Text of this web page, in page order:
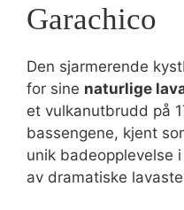
Garachico
Den sjarmerende
for sine naturlige
et vulkanutbrudd på
bassengene, kjent
unik badeopplevelse
av dramatiske